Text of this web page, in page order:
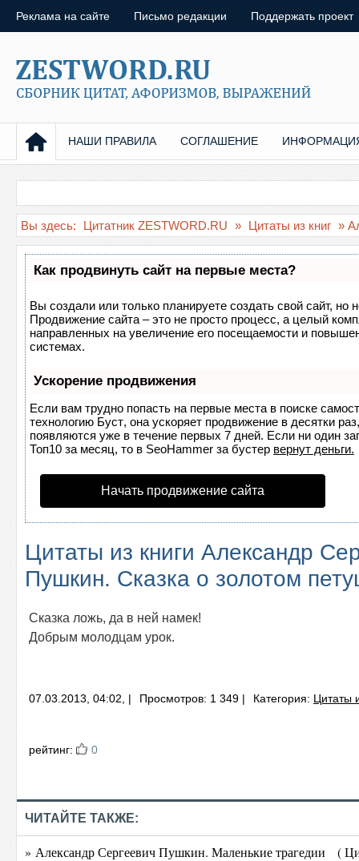
Реклама на сайте Письмо редакции Поддержать проект
НАШИ ПРАВИЛА СОГЛАШЕНИЕ
Вы здесь: Цитатник ZESTWORD.RU » Цитаты из книг »
Как продвинуть сайт на первые места?
Вы создали или только планируете создать свой сайт, но
Продвижение сайта – это не просто процесс, а целый
направленных на увеличение его посещаемости и
системах.
Ускорение продвижения
Если вам трудно попасть на первые места в поиске
технологию Буст, она ускоряет продвижение в десятки
появляются уже в течение первых 7 дней. Если ни один
Топ10 за месяц, то в SeoHammer за бустер вернут деньги.
Начать продвижение сайта
Цитаты из книги Александр
Пушкин. Сказка о золотом
Сказка ложь, да в ней намек!
Добрым молодцам урок.
07.03.2013, 04:02, | Просмотров: 1 349 | Категория: Цитаты
рейтинг: 0
ЧИТАЙТЕ ТАКЖЕ:
» Александр Сергеевич Пушкин. Маленькие трагедии (